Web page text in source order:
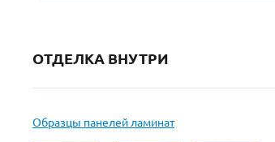
ОТДЕЛКА ВНУТРИ
Образцы панелей ламинат